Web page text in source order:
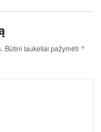
Būtini laukeliai pažymėti *